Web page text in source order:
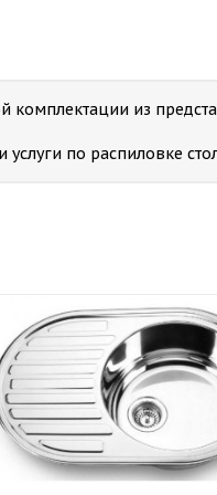
из
услуги по распиловке